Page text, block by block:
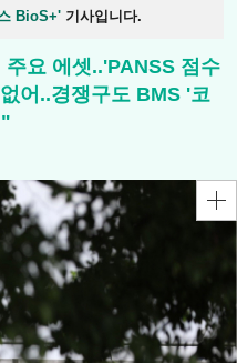
BioS+' 기사입니다.
요 에셋..'PANSS 점수
어..경쟁구도 BMS '코